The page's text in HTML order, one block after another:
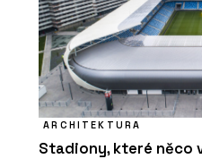
ARCHITEKTURA
Stadiony, které něco